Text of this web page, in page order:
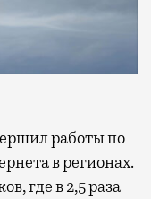
в регионах.
где в 2,5 раза